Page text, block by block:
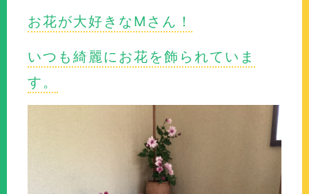
お花が大好きなMさん！
いつも綺麗にお花を飾られていま
す。